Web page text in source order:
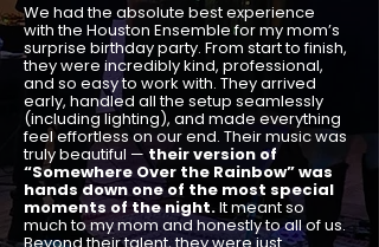
We had the absolute best experience
with the Houston Ensemble for my mom’s
surprise birthday party. From start to finish,
they were incredibly kind, professional,
and so easy to work with. They arrived
early, handled all the setup seamlessly
(including lighting), and made everything
feel effortless on our end. Their music was
truly beautiful — their version of
“Somewhere Over the Rainbow” was
hands down one of the most special
moments of the night.It meant so
much to my mom and honestly to all of us.